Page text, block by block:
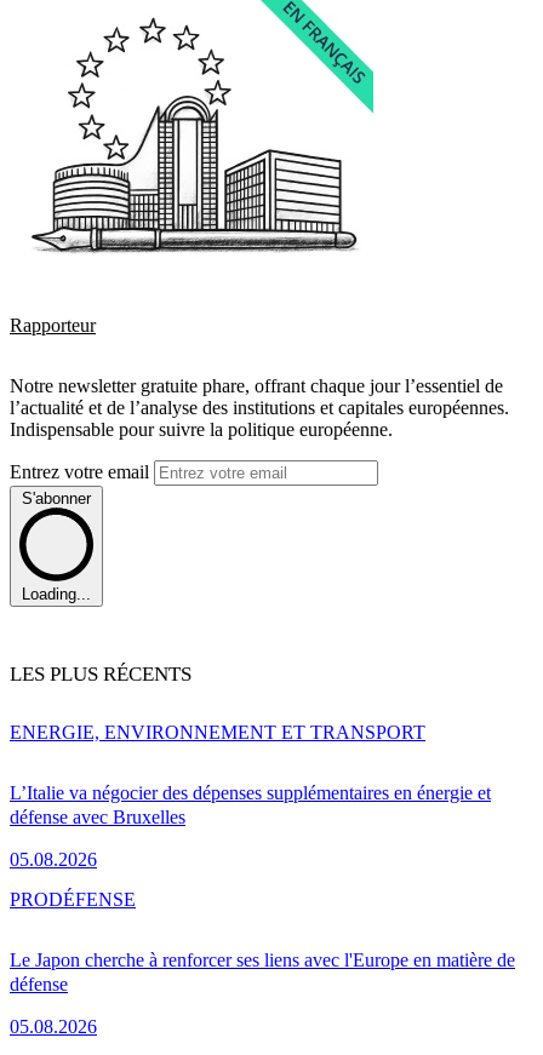
Rapporteur
Notre newsletter gratuite phare, offrant chaque jour l’essentiel de
l’actualité et de l’analyse des institutions et capitales européennes.
Indispensable pour suivre la politique européenne.
Entrez votre email
S'abonner
Loading...
LES PLUS RÉCENTS
L’Italie va négocier des dépenses supplémentaires en énergie et
défense avec Bruxelles
05.08.2026
ENERGIE, ENVIRONNEMENT ET TRANSPORT
Le Japon cherche à renforcer ses liens avec l'Europe en matière de
défense
05.08.2026
PRODÉFENSE